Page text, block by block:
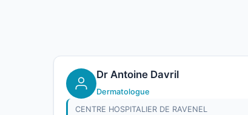
Dr Antoine Davril
Dermatologue
CENTRE HOSPITALIER DE RAVENEL